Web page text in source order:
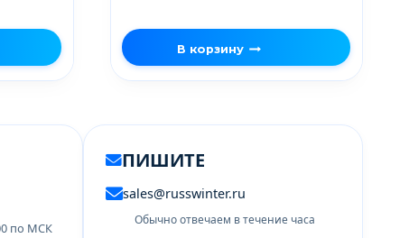
В корзину
по МСК
ПИШИТЕ
sales@russwinter.ru
Обычно отвечаем в течение часа